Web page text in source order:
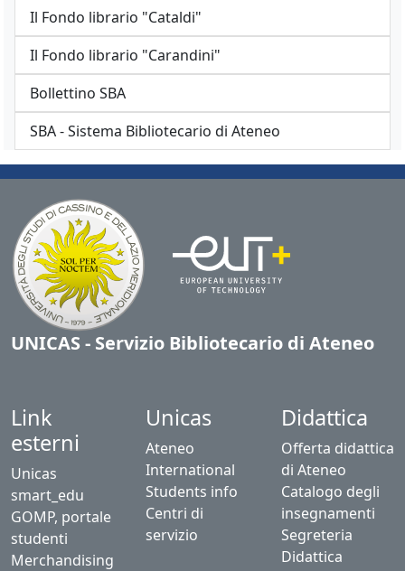
Il Fondo librario "Cataldi"
Il Fondo librario "Carandini"
Bollettino SBA
SBA - Sistema Bibliotecario di Ateneo
UNICAS - Servizio Bibliotecario di Ateneo
Link
esterni
Unicas
smart_edu
GOMP, portale
studenti
Merchandising
Unicas
Ateneo
International
Students info
Centri di
servizio
Didattica
Offerta didattica
di Ateneo
Catalogo degli
insegnamenti
Segreteria
Didattica